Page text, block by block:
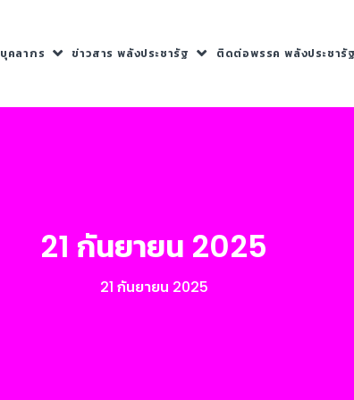
บุคลากร ข่าวสาร พลังประชารัฐ ติดต่อพรรค พลังประชารัฐ
21 กันยายน 2025
21 กันยายน 2025